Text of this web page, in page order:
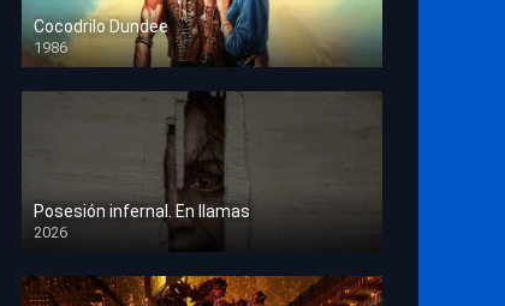
Cocodrilo Dundee
1986
HD 1080p
Posesión infernal. En llamas
2026
HD 1080p